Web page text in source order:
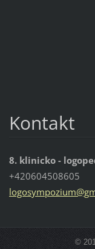
Kontakt
8. klinicko -
+420604508605
logosymp
©